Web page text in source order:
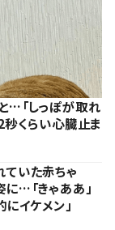
…「しっぽが取れ
2秒くらい心臓止ま
ていた赤ちゃ
に…「きゃああ」
にイケメン」